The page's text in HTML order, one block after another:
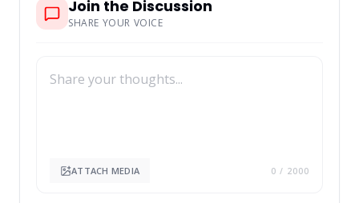
Join the Discussion
SHARE YOUR VOICE
ATTACH MEDIA 0 / 2000